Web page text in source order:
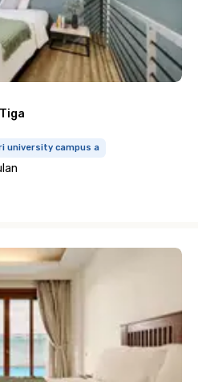
university campus a